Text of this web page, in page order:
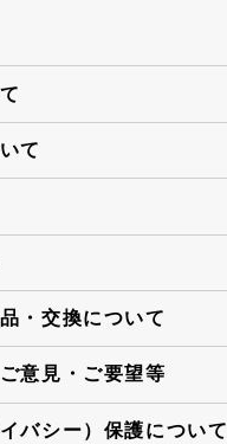
て
・交換について
意見・ご要望等
バシー）保護について